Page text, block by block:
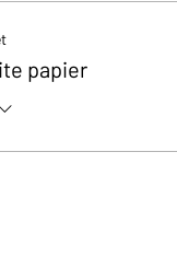
papier